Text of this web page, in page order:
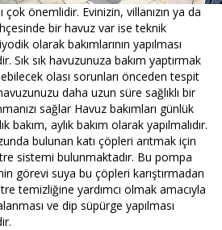
çok önemlidir. Evinizin, villanızın ya da
bir havuz var ise teknik
olarak bakımlarının yapılması
Sık sık havuzunuza bakım yaptırmak
olası sorunları önceden tespit
daha uzun süre sağlıklı bir
sağlar Havuz bakımları günlük
bakım, aylık bakım olarak yapılmalıdır.
bulunan katı çöpleri arıtmak için
sistemi bulunmaktadır. Bu pompa
görevi suya bu çöpleri karıştırmadan
temizliğine yardımcı olmak amacıyla
ve dip süpürge yapılması